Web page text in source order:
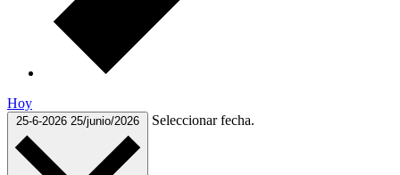
Hoy
25-6-2026 25/junio/2026 Seleccionar fecha.